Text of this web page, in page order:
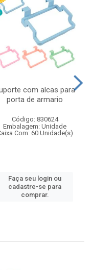
com alcas para
porta de armario
Código: 830624
Embalagem: Unidade
Com: 60 Unidade(s)
Faça seu login ou
cadastre-se para
comprar.